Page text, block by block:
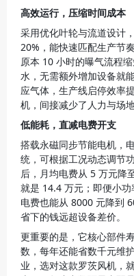
高效运行，压缩时间成本
采用优化叶轮与流道设计
20%，能快速匹配生产节
原本 10 小时的曝气流程
水，无需额外增加设备就
应气体，生产线启停效率
机，间接减少了人力与场
低能耗，直减电费开支
搭载永磁同步节能电机，
统，可根据工况动态调节
后，月均电费从 5 万元降
就是 14.4 万元；即便小
电费也能从 8000 元降到
省下的钱远超设备差价。
更重要的是，它核心部件
数，每年还能省数千元维
业，选对这款罗茨风机，